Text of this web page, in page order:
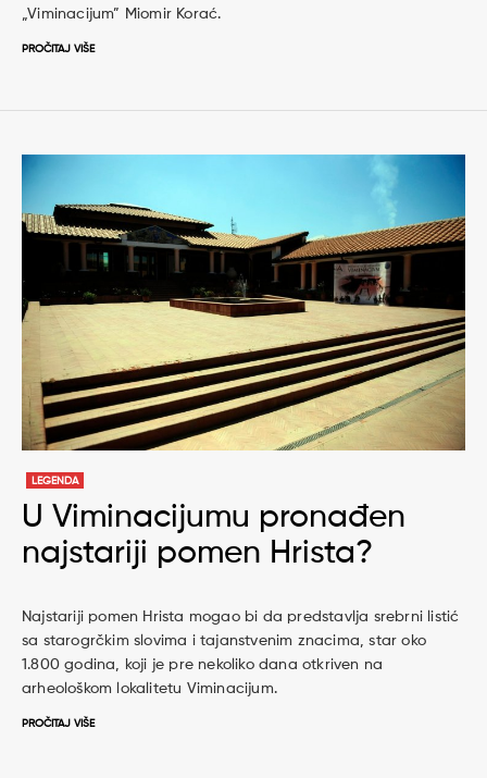
„Viminacijum” Miomir Korać.
PROČITAJ VIŠE
LEGENDA
U Viminacijumu pronađen
najstariji pomen Hrista?
Najstariji pomen Hrista mogao bi da predstavlja srebrni listić
sa starogrčkim slovima i tajanstvenim znacima, star oko
1.800 godina, koji je pre nekoliko dana otkriven na
arheološkom lokalitetu Viminacijum.
PROČITAJ VIŠE